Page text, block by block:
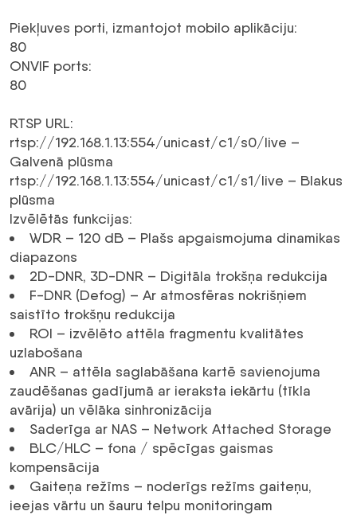
Piekļuves porti, izmantojot mobilo aplikāciju:
80
ONVIF ports:
80
RTSP URL:
rtsp://192.168.1.13:554/unicast/c1/s0/live –
Galvenā plūsma
rtsp://192.168.1.13:554/unicast/c1/s1/live – Blakus
plūsma
Izvēlētās funkcijas:
WDR – 120 dB – Plašs apgaismojuma dinamikas
diapazons
2D-DNR, 3D-DNR – Digitāla trokšņa redukcija
F-DNR (Defog) – Ar atmosfēras nokrišņiem
saistīto trokšņu redukcija
ROI – izvēlēto attēla fragmentu kvalitātes
uzlabošana
ANR – attēla saglabāšana kartē savienojuma
zaudēšanas gadījumā ar ieraksta iekārtu (tīkla
avārija) un vēlāka sinhronizācija
Saderīga ar NAS – Network Attached Storage
BLC/HLC – fona / spēcīgas gaismas
kompensācija
Gaiteņa režīms – noderīgs režīms gaiteņu,
ieejas vārtu un šauru telpu monitoringam